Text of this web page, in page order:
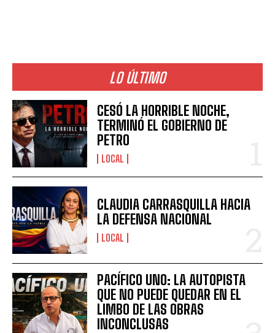
LO ÚLTIMO
CESÓ LA HORRIBLE NOCHE,
TERMINÓ EL GOBIERNO DE
PETRO
LOCAL
CLAUDIA CARRASQUILLA HACIA
LA DEFENSA NACIONAL
LOCAL
PACÍFICO UNO: LA AUTOPISTA
QUE NO PUEDE QUEDAR EN EL
LIMBO DE LAS OBRAS
INCONCLUSAS